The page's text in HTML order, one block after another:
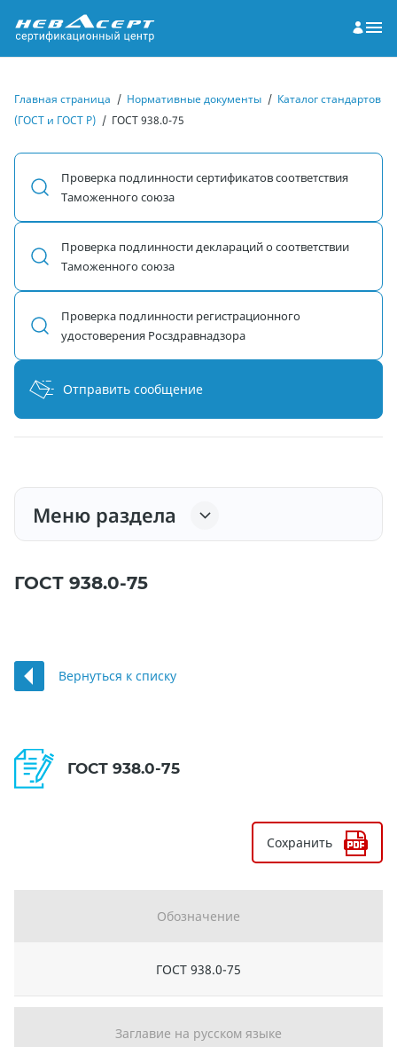
Главная страница / Нормативные документы / Каталог стандартов
(ГОСТ и ГОСТ Р) / ГОСТ 938.0-75
Проверка подлинности сертификатов соответствия
Таможенного союза
Проверка подлинности деклараций о соответствии
Таможенного союза
Проверка подлинности регистрационного
удостоверения Росздравнадзора
Отправить сообщение
Меню раздела
ГОСТ 938.0-75
Вернуться к списку
ГОСТ 938.0-75
Сохранить
Обозначение
ГОСТ 938.0-75
Заглавие на русском языке